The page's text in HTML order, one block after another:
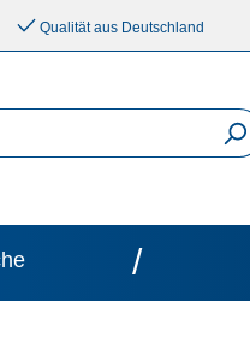
Qualität aus Deutschland
/